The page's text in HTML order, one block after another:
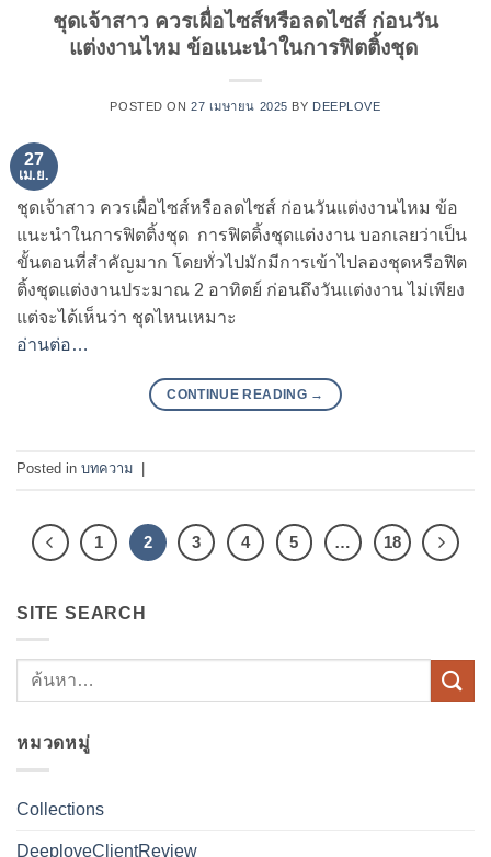
ชุดเจ้าสาว ควรเผื่อไซส์หรือลดไซส์ ก่อนวัน
แต่งงานไหม ข้อแนะนำในการฟิตติ้งชุด
POSTED ON27 เมษายน 2025 BY DEEPLOVE
27
เม.ย.
ชุดเจ้าสาว ควรเผื่อไซส์หรือลดไซส์ ก่อนวันแต่งงานไหม ข้อ
แนะนำในการฟิตติ้งชุด การฟิตติ้งชุดแต่งงาน บอกเลยว่าเป็น
ขั้นตอนที่สำคัญมาก โดยทั่วไปมักมีการเข้าไปลองชุดหรือฟิต
ติ้งชุดแต่งงานประมาณ 2 อาทิตย์ ก่อนถึงวันแต่งงาน ไม่เพียง
แต่จะได้เห็นว่า ชุดไหนเหมาะ
อ่านต่อ…
CONTINUE READING →
Posted in บทความ
1 2 3 4 5 … 18
SITE SEARCH
หมวดหมู่
Collections
DeeploveClientReview